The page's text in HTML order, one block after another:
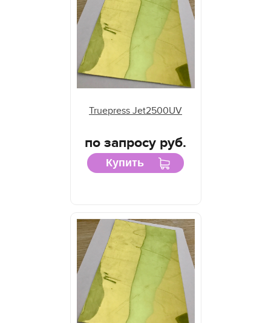
Truepress Jet2500UV
по запросу руб.
Купить
Отражатели CET Color
Отражатели D.E.C
Отражатели Dilli
Отражатели Docan
Отражатели DuPont
Отражатели EFI Rastek
Отражатели Flora
Отражатели Fujifilm
Отражатели GCC
Отражатели Grapo
Отражатели Inca